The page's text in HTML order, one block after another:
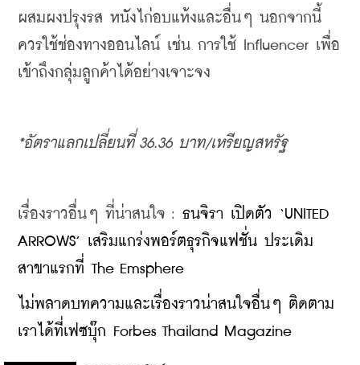
ผสมผงปรุงรส หนังไก่อบแห้งและอื่นๆ นอกจากนี้
ควรใช้ช่องทางออนไลน์ เช่น การใช้ Influencer เพื่อ
เข้าถึงกลุ่มลูกค้าได้อย่างเจาะจง
*อัตราแลกเปลี่ยนที่ 36.36 บาท/เหรียญสหรัฐ
เรื่องราวอื่นๆ ที่น่าสนใจ : ธนจิรา เปิดตัว ‘UNITED
ARROWS’ เสริมแกร่งพอร์ตธุรกิจแฟชั่น ประเดิม
สาขาแรกที่ The Emsphere
ไม่พลาดบทความและเรื่องราวน่าสนใจอื่นๆ ติดตาม
เราได้ที่เฟซบุ๊ก Forbes Thailand Magazine